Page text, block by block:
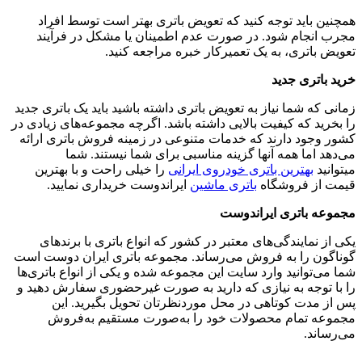
همچنین باید توجه کنید که تعویض باتری بهتر است توسط افراد
مجرب انجام شود. در صورت عدم اطمینان یا مشکل در فرآیند
تعویض باتری، به یک تعمیرکار خبره مراجعه کنید.
خرید باتری جدید
زمانی که شما نیاز به تعویض باتری داشته باشید باید یک باتری جدید
را بخرید که کیفیت بالایی داشته باشد. اگرچه مجموعه‌های زیادی در
کشور وجود دارند که خدمات متنوعی در زمینه فروش باتری ارائه
می‌دهد اما همه آنها گزینه مناسبی برای شما نیستند. شما
میتوانید بهترین باتری خودروی ایرانی را خیلی راحت و با بهترین
قیمت از فروشگاه باتری ماشین ایراندوست خریداری نمایید.
مجموعه باتری ایراندوست
یکی از نمایندگی‌های معتبر در کشور که انواع باتری با برندهای
گوناگون را به فروش می‌رساند. مجموعه باتری ایران دوست است
شما می‌توانید وارد سایت این مجموعه شده و یکی از انواع باتری‌ها
را با توجه به نیازی که دارید به صورت غیر‌حضوری سفارش دهید و
پس از مدت کوتاهی در محل مورد‌‌نظرتان تحویل بگیرید. این
مجموعه تمام محصولات خود را به‌صورت مستقیم به‌فروش
می‌رساند.